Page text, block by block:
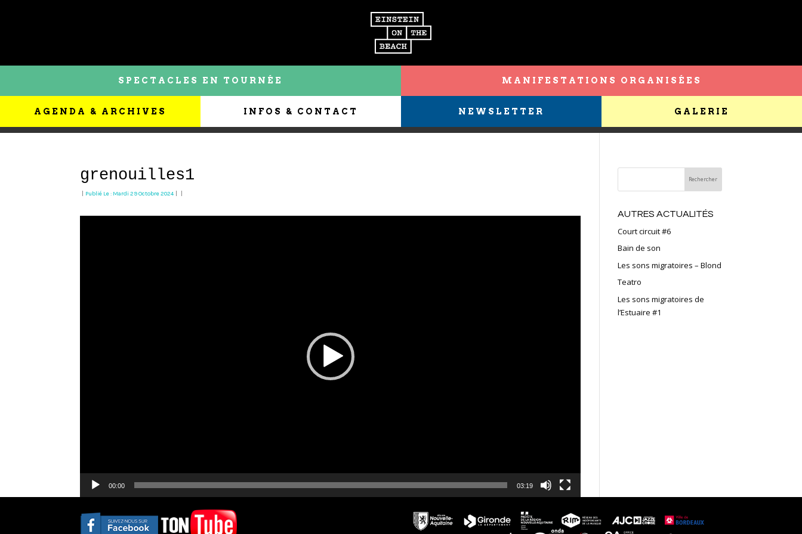
SPECTACLES EN TOURNÉE MANIFESTATIONS ORGANISÉES
AGENDA & ARCHIVES INFOS & CONTACT NEWSLETTER GALERIE
grenouilles1
Publié Le : Mardi 29 Octobre 2024
00:00 03:19
AUTRES ACTUALITÉS
Court circuit #6
Bain de son
Les sons migratoires – Blond
Teatro
Les sons migratoires de
l’Estuaire #1